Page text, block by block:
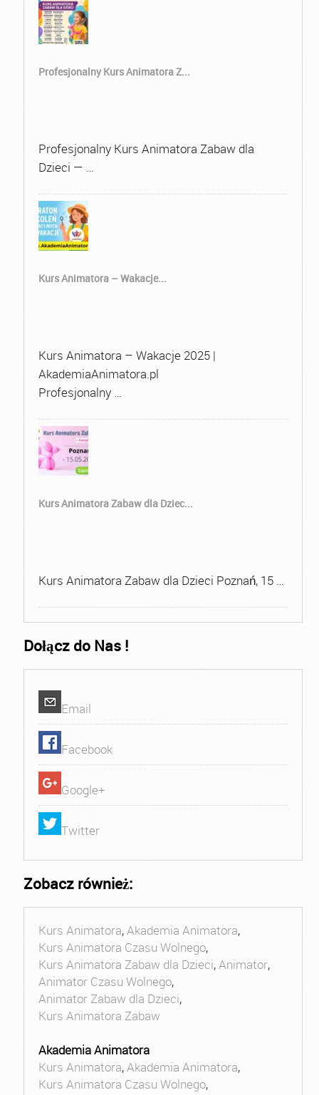
Profesjonalny Kurs Animatora Z...
Profesjonalny Kurs Animatora Zabaw dla
Dzieci — …
Kurs Animatora – Wakacje...
Kurs Animatora – Wakacje 2025 |
AkademiaAnimatora.pl
Profesjonalny …
Kurs Animatora Zabaw dla Dziec...
Kurs Animatora Zabaw dla Dzieci Poznań, 15 …
Dołącz do Nas !
Email
Facebook
Google+
Twitter
Zobacz również:
Kurs Animatora,Akademia Animatora,
Kurs Animatora Czasu Wolnego,
Kurs Animatora Zabaw dla Dzieci,Animator,
Animator Czasu Wolnego,
Animator Zabaw dla Dzieci,
Kurs Animatora Zabaw
Akademia Animatora
Kurs Animatora,Akademia Animatora,
Kurs Animatora Czasu Wolnego,